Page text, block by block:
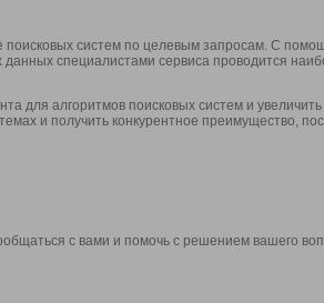
поисковых систем по целевым запросам. С
специалистами сервиса проводится
для алгоритмов поисковых систем и увеличить
и получить конкурентное преимущество,
с вами и помочь с решением вашего